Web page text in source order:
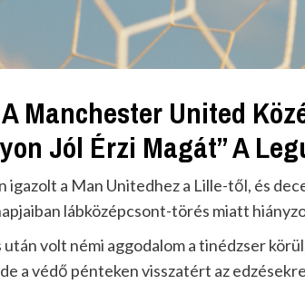
Manchester United
Jól Érzi Magát” A
igazolt a Man Unitedhez a Lille-től, és
lábközépcsont-törés miatt
volt némi aggodalom a tinédzser
a védő pénteken visszatért az